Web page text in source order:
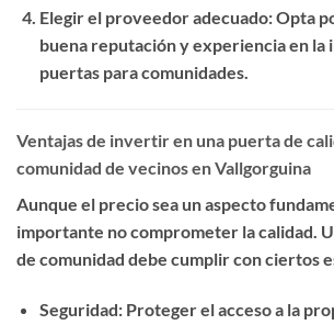
Elegir el proveedor adecuado: Opta
buena reputación y experiencia en la
puertas para comunidades.
Ventajas de invertir en una puerta de
comunidad de vecinos en Vallgorguina
Aunque el precio sea un aspecto
importante no comprometer la calidad.
de comunidad debe cumplir con ciertos
Seguridad: Proteger el acceso a la